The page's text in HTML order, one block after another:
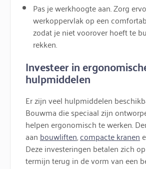
Pas je werkhoogte aan. Zorg
werkoppervlak op een
zodat je niet voorover hoeft te
rekken.
Investeer in
hulpmiddelen
Er zijn veel hulpmiddelen
Bouwma die speciaal zijn
helpen ergonomisch te werken.
aan bouwliften,compacte kranen
Deze investeringen betalen zich
termijn terug in de vorm van een